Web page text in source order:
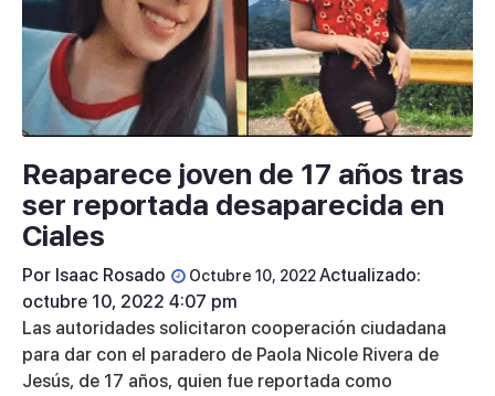
Reaparece joven de 17 años tras
ser reportada desaparecida en
Ciales
Por Isaac Rosado Octubre 10, 2022Actualizado:
octubre 10, 2022 4:07 pm
Las autoridades solicitaron cooperación ciudadana
para dar con el paradero de Paola Nicole Rivera de
Jesús, de 17 años, quien fue reportada como